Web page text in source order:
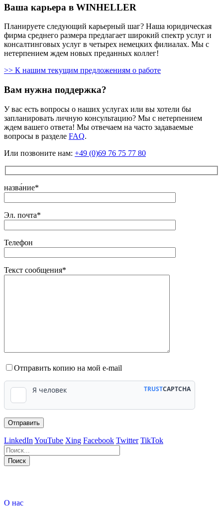
Ваша карьера в WINHELLER
Планируете следующий карьерный шаг? Наша юридическая
фирма среднего размера предлагает широкий спектр услуг и
консалтинговых услуг в четырех немецких филиалах. Мы с
нетерпением ждем новых преданных коллег!
>> К нашим текущим предложениям о работе
Вам нужна поддержка?
У вас есть вопросы о наших услугах или вы хотели бы
запланировать личную консультацию? Мы с нетерпением
ждем вашего ответа! Мы отвечаем на часто задаваемые
вопросы в разделе FAQ.
Или позвоните нам: +49 (0)69 76 75 77 80
назва́ние*
Эл. почта*
Телефон
Текст сообщения*
Отправить копию на мой e-mail
LinkedInYouTube Xing Facebook Twitter TikTok
Поиск
О нас